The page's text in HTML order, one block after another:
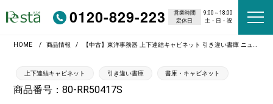
0120-829-223 営業時間
9:00～18:00
定休日
土・日・祝
HOME 商品情報 【中古】東洋事務器 上下連結キャビネット 引き違い書庫 ニューグレー
上下連結キャビネット 引き違い書庫 書庫・キャビネット
商品番号：80-RR50417S